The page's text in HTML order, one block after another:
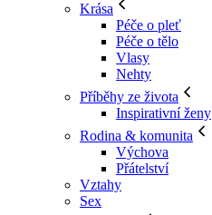
Krása
Péče o pleť
Péče o tělo
Vlasy
Nehty
Příběhy ze života
Inspirativní ženy
Rodina & komunita
Výchova
Přátelství
Vztahy
Sex